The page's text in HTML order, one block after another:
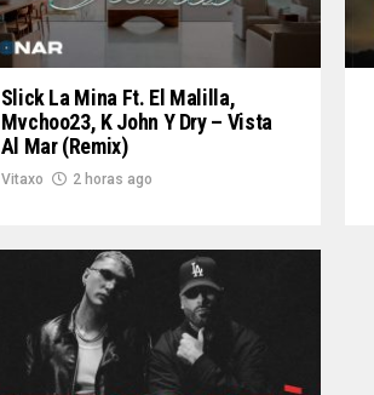
Slick La Mina Ft. El Malilla,
Mvchoo23, K John Y Dry – Vista
Al Mar (Remix)
Vitaxo 2 horas ago